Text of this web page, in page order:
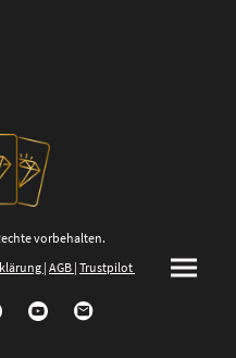
vorbehalten.
| AGB | Trustpilot